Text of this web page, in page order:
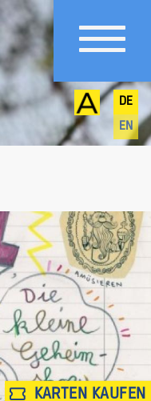
DE
EN
KARTEN KAUFEN